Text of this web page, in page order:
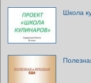
Школа